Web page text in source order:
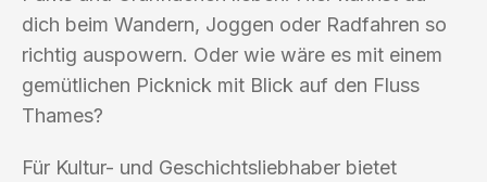
dich beim Wandern, Joggen oder Radfahren so
richtig auspowern. Oder wie wäre es mit einem
gemütlichen Picknick mit Blick auf den Fluss
Thames?
Für Kultur- und Geschichtsliebhaber bietet